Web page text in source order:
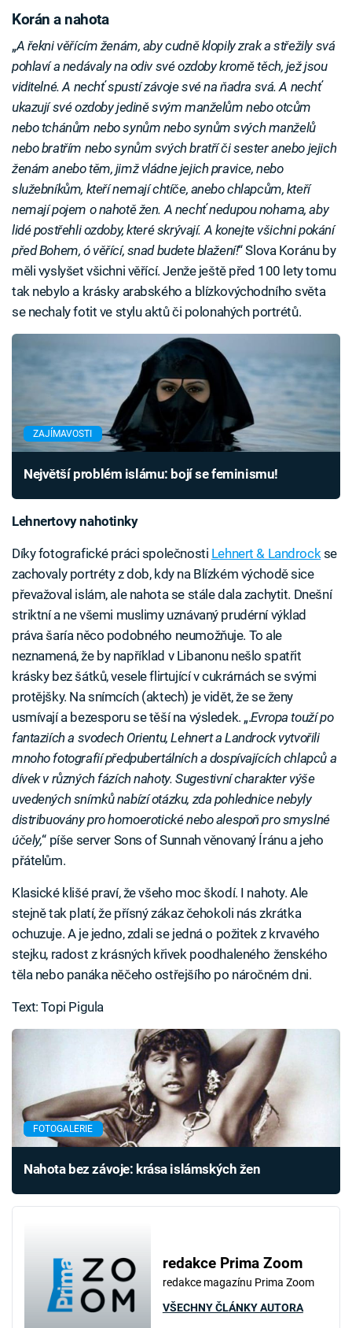
Korán a nahota
„A řekni věřícím ženám, aby cudně klopily zrak a střežily svá
pohlaví a nedávaly na odiv své ozdoby kromě těch, jež jsou
viditelné. A nechť spustí závoje své na ňadra svá. A nechť
ukazují své ozdoby jedině svým manželům nebo otcům
nebo tchánům nebo synům nebo synům svých manželů
nebo bratřím nebo synům svých bratří či sester anebo jejich
ženám anebo těm, jimž vládne jejich pravice, nebo
služebníkům, kteří nemají chtíče, anebo chlapcům, kteří
nemají pojem o nahotě žen. A nechť nedupou nohama, aby
lidé postřehli ozdoby, které skrývají. A konejte všichni pokání
před Bohem, ó věřící, snad budete blažení!“ Slova Koránu by
měli vyslyšet všichni věřící. Jenže ještě před 100 lety tomu
tak nebylo a krásky arabského a blízkovýchodního světa
se nechaly fotit ve stylu aktů či polonahých portrétů.
ZAJÍMAVOSTI
Největší problém islámu: bojí se feminismu!
Lehnertovy nahotinky
Díky fotografické práci společnosti Lehnert & Landrockse
zachovaly portréty z dob, kdy na Blízkém východě sice
převažoval islám, ale nahota se stále dala zachytit. Dnešní
striktní a ne všemi muslimy uznávaný prudérní výklad
práva šaría něco podobného neumožňuje. To ale
neznamená, že by například v Libanonu nešlo spatřit
krásky bez šátků, vesele flirtující v cukrárnách se svými
protějšky. Na snímcích (aktech) je vidět, že se ženy
usmívají a bezesporu se těší na výsledek. „.Evropa touží po
fantaziích a svodech Orientu, Lehnert a Landrock vytvořili
mnoho fotografií předpubertálních a dospívajících chlapců a
dívek v různých fázích nahoty. Sugestivní charakter výše
uvedených snímků nabízí otázku, zda pohlednice nebyly
distribuovány pro homoerotické nebo alespoň pro smyslné
účely,“ píše server Sons of Sunnah věnovaný Íránu a jeho
přátelům.
Klasické klišé praví, že všeho moc škodí. I nahoty. Ale
stejně tak platí, že přísný zákaz čehokoli nás zkrátka
ochuzuje. A je jedno, zdali se jedná o požitek z krvavého
stejku, radost z krásných křivek poodhaleného ženského
těla nebo panáka něčeho ostřejšího po náročném dni.
Text: Topi Pigula
FOTOGALERIE
Nahota bez závoje: krása islámských žen
redakce Prima Zoom
redakce magazínu Prima Zoom
VŠECHNY ČLÁNKY AUTORA